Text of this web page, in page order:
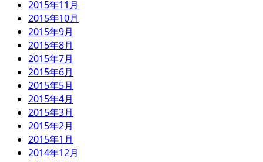
2015年11月
2015年10月
2015年9月
2015年8月
2015年7月
2015年6月
2015年5月
2015年4月
2015年3月
2015年2月
2015年1月
2014年12月